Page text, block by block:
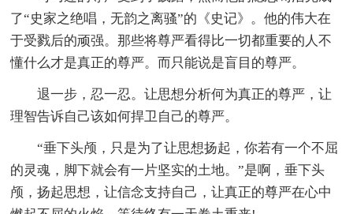
了“史家之绝唱，无韵之离骚”的《史记》。他的伟大在
于受戮后的顽强。那些将尊严看得比一切都重要的人不
懂什么才是真正的尊严。而只能说是盲目的尊严。
退一步，忍一忍。让思想分析何为真正的尊严，让
理智告诉自己该如何捍卫自己的尊严。
“垂下头颅，只是为了让思想扬起，你若有一个不屈
的灵魂，脚下就会有一片坚实的土地。”是啊，垂下头
颅，扬起思想，让信念支持自己，让真正的尊严在心中